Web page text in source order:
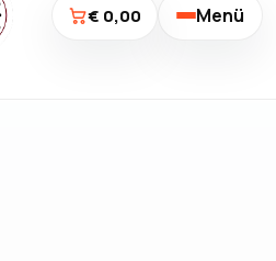
€ 0,00 Menü